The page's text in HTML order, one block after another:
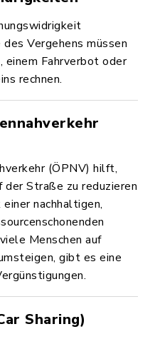
des Vergehens müssen
einem Fahrverbot oder
rechnen.
(ÖPNV) hilft,
der Straße zu reduzieren
nachhaltigen,
Menschen auf
gibt es eine
Sharing)